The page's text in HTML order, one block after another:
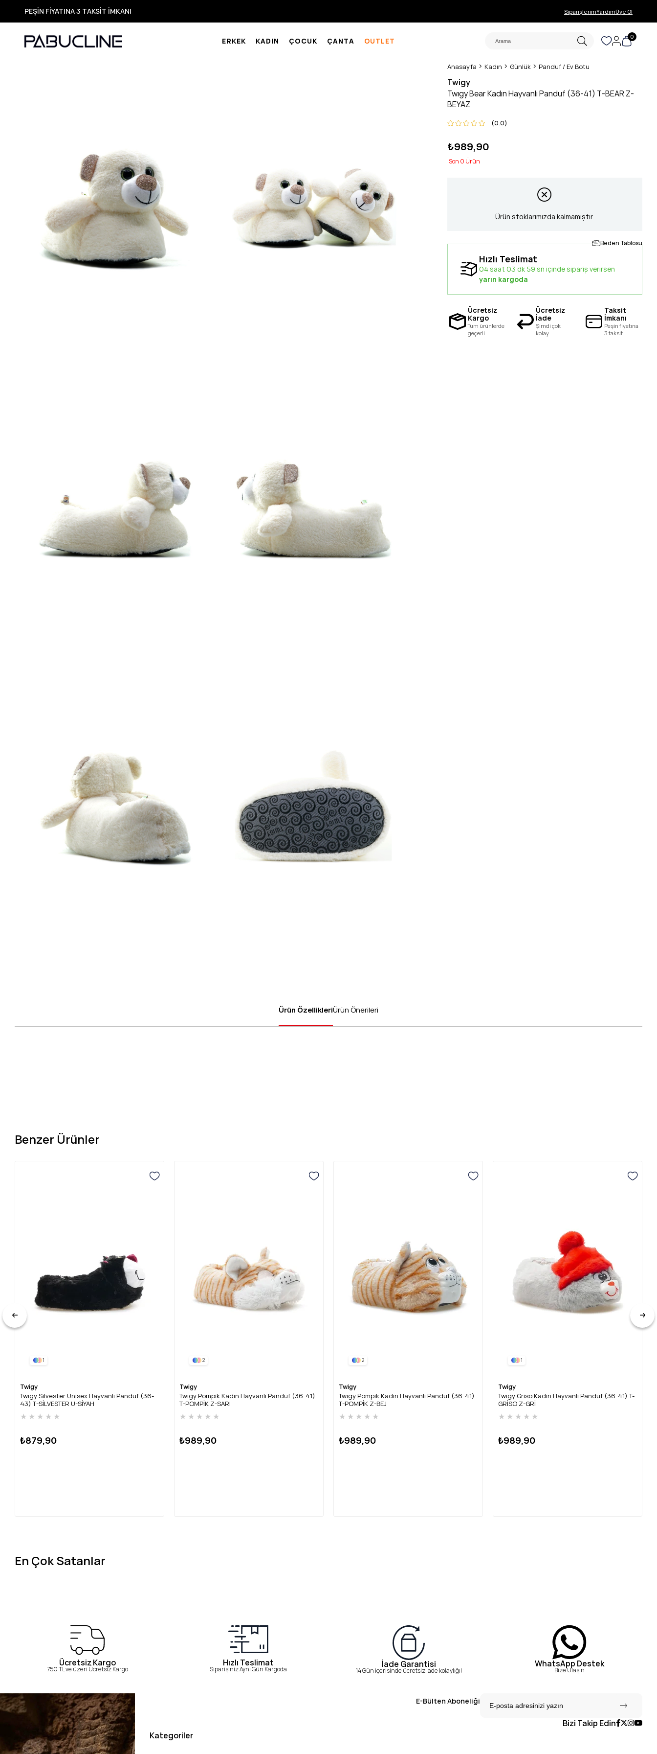
TÜM ÜRÜNLERDE ÜCRETSİZ KARGO
Yeni Sezon Ürünlerde Özel Fırsatlar
Seçili Ürünlerde Hızlı Teslimat
SiparişlerimYardımÜye Ol
ERKEK KADIN ÇOCUK ÇANTA OUTLET 0
Anasayfa Kadın Günlük Panduf / Ev Botu
Twigy
Twıgy Bear Kadın Hayvanlı Panduf (36-41) T-BEAR Z-
BEYAZ
0.0
₺989,90
0
Ürün stoklarımızda kalmamıştır.
Beden Tablosu
Hızlı Teslimat
04 saat 03 dk 58 sn içinde sipariş verirsen
yarın kargoda
Ücretsiz
Kargo
Tüm ürünlerde
geçerli.
Ücretsiz
İade
Şimdi çok
kolay.
Taksit
İmkanı
Peşin fiyatına
3 taksit.
Ürün ÖzellikleriÜrün Önerileri
Benzer Ürünler
1
Twigy
Twıgy Silvester Unısex Hayvanlı Panduf (36-
43) T-SİLVESTER U-SİYAH
★ ★ ★ ★ ★
₺879,90
2
Twigy
Twıgy Pompik Kadın Hayvanlı Panduf (36-41)
T-POMPİK Z-SARI
★ ★ ★ ★ ★
₺989,90
2
Twigy
Twıgy Pompik Kadın Hayvanlı Panduf (36-41)
T-POMPİK Z-BEJ
★ ★ ★ ★ ★
₺989,90
1
Twigy
Twıgy Griso Kadın Hayvanlı Panduf (36-41) T-
GRİSO Z-GRİ
★ ★ ★ ★ ★
₺989,90
En Çok Satanlar
Ücretsiz Kargo
750 TL ve üzeri Ücretsiz Kargo
Hızlı Teslimat
Siparişiniz Aynı Gün Kargoda İade Garantisi
14 Gün içerisinde ücretsiz iade kolaylığı!
WhatsApp Destek
Bize Ulaşın
E-Bülten Aboneliği
Bizi Takip Edin
Kategoriler